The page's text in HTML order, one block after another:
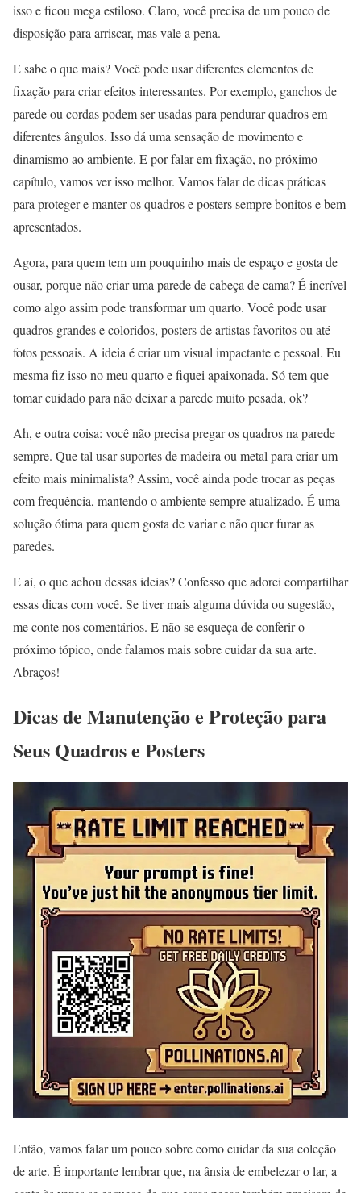
isso e ficou mega estiloso. Claro, você precisa de um pouco de
disposição para arriscar, mas vale a pena.
E sabe o que mais? Você pode usar diferentes elementos de
fixação para criar efeitos interessantes. Por exemplo, ganchos de
parede ou cordas podem ser usadas para pendurar quadros em
diferentes ângulos. Isso dá uma sensação de movimento e
dinamismo ao ambiente. E por falar em fixação, no próximo
capítulo, vamos ver isso melhor. Vamos falar de dicas práticas
para proteger e manter os quadros e posters sempre bonitos e bem
apresentados.
Agora, para quem tem um pouquinho mais de espaço e gosta de
ousar, porque não criar uma parede de cabeça de cama? É incrível
como algo assim pode transformar um quarto. Você pode usar
quadros grandes e coloridos, posters de artistas favoritos ou até
fotos pessoais. A ideia é criar um visual impactante e pessoal. Eu
mesma fiz isso no meu quarto e fiquei apaixonada. Só tem que
tomar cuidado para não deixar a parede muito pesada, ok?
Ah, e outra coisa: você não precisa pregar os quadros na parede
sempre. Que tal usar suportes de madeira ou metal para criar um
efeito mais minimalista? Assim, você ainda pode trocar as peças
com frequência, mantendo o ambiente sempre atualizado. É uma
solução ótima para quem gosta de variar e não quer furar as
paredes.
E aí, o que achou dessas ideias? Confesso que adorei compartilhar
essas dicas com você. Se tiver mais alguma dúvida ou sugestão,
me conte nos comentários. E não se esqueça de conferir o
próximo tópico, onde falamos mais sobre cuidar da sua arte.
Abraços!
Dicas de Manutenção e Proteção para
Seus Quadros e Posters
Então, vamos falar um pouco sobre como cuidar da sua coleção
de arte. É importante lembrar que, na ânsia de embelezar o lar, a